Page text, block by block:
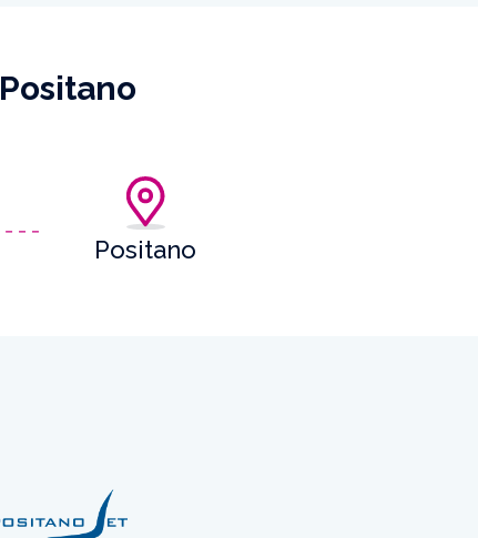
Positano